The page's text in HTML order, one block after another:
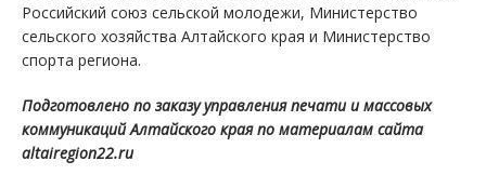
Российский союз сельской молодежи, Министерство
сельского хозяйства Алтайского края и Министерство
спорта региона.
Подготовлено по заказу управления печати и массовых
коммуникаций Алтайского края по материалам сайта
altairegion22.ru